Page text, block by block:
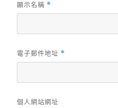
顯示名稱 *
電子郵件地址 *
個人網站網址